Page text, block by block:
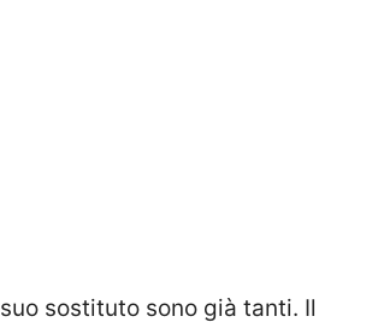
sostituto sono già tanti. Il